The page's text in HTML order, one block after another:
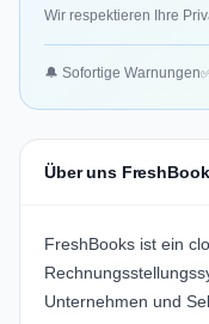
Wir respektieren Ihre
🔔 Sofortige Warnungen
Über uns
FreshBooks ist ein
Unternehmen und